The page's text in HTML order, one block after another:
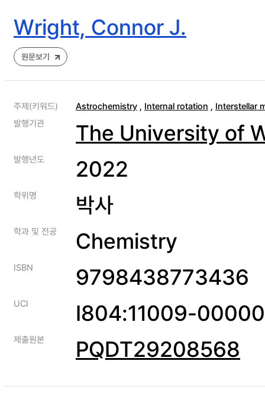
Wright, Connor J.
원문보기
주제(키워드) Astrochemistry , Internal rotation , Interstellar
발행기관
The University of
발행년도 2022
학위명 박사
학과 및 전공 Chemistry
ISBN 9798438773436
UCI I804:11009-
제출원본 PQDT29208568